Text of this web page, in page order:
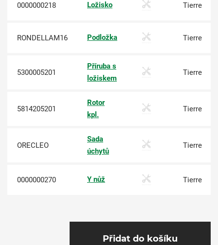
0000000218 Ložisko Tierre
RONDELLAM16 Podložka Tierre
5300005201
Příruba s
ložiskem
Tierre
5814205201
Rotor
kpl.
Tierre
ORECLEO
Sada
úchytů
Tierre
0000000270 Y nůž Tierre
Přidat do košíku